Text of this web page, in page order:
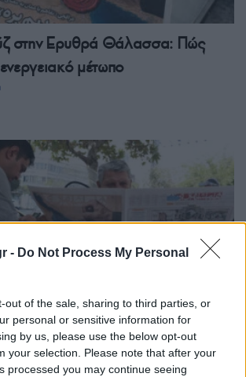
- Do Not Process My Personal
out of the sale, sharing to third parties, or
personal or sensitive information for
by us, please use the below opt-out
your selection. Please note that after your
processed you may continue seeing
στην Ερυθρά Θάλασσα: Πώς
μέτωπο
«κλειδωμένο» το Ορμούζ – Ο
που στέλνει στις ΗΠΑ